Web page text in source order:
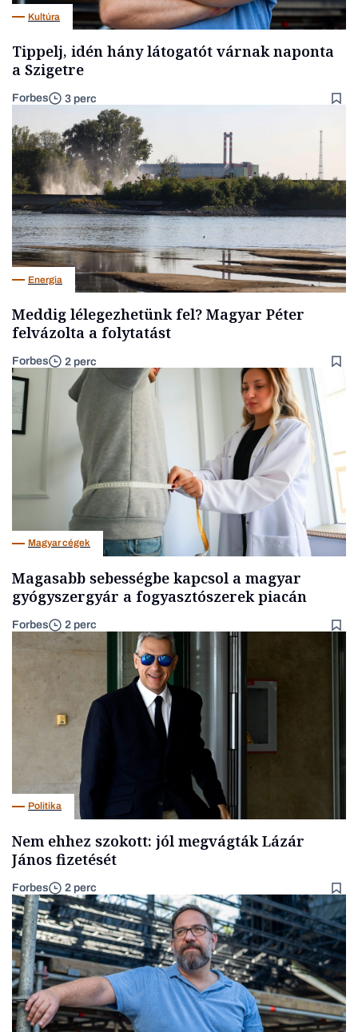
Kultúra
Tippelj, idén hány látogatót várnak naponta
a Szigetre
Forbes 3 perc
Energia
Meddig lélegezhetünk fel? Magyar Péter
felvázolta a folytatást
Forbes 2 perc
Magyar cégek
Magasabb sebességbe kapcsol a magyar
gyógyszergyár a fogyasztószerek piacán
Forbes 2 perc
Politika
Nem ehhez szokott: jól megvágták Lázár
János fizetését
Forbes 2 perc